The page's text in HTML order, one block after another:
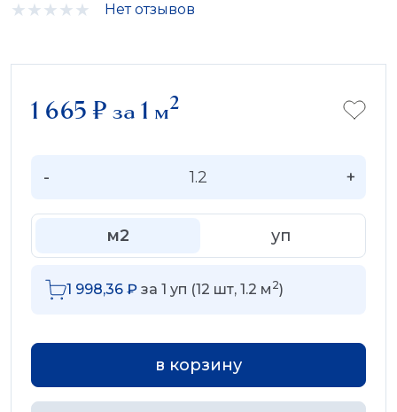
Нет отзывов
1 665₽за 1 м2
- +
м2 уп
1 998,36 ₽ за 1 уп (12 шт, 1.2 м 2)
в корзину